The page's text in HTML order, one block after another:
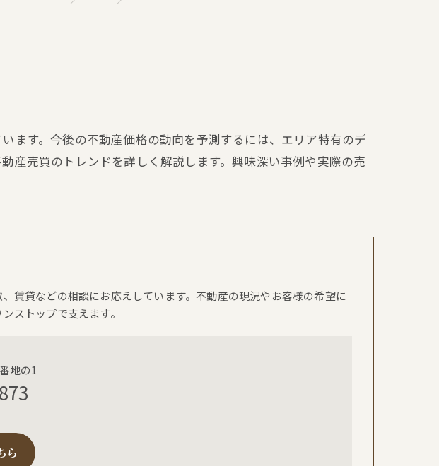
ます。今後の不動産価格の動向を予測するには、エリア特有のデ
産売買のトレンドを詳しく解説します。興味深い事例や実際の売
賃貸などの相談にお応えしています。不動産の現況やお客様の希望に
ストップで支えます。
地の1
ら